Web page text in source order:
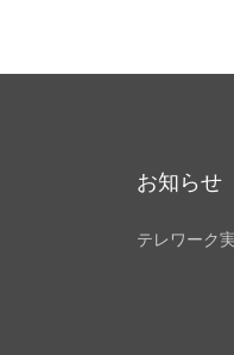
お知らせ
テレワーク